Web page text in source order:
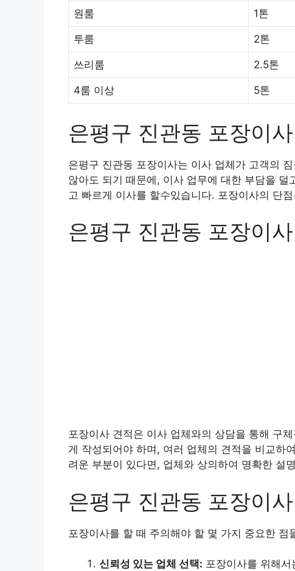
원룸 1톤
투룸 2톤
쓰리룸 2.5톤
4룸 이상 5톤
은평구 진관동 포장이사
은평구 진관동 포장이사는 이사 업체가 고객의
않아도 되기 때문에, 이사 업무에 대한 부담을
고 빠르게 이사를 할수있습니다. 포장이사의 단
은평구 진관동 포장이
포장이사 견적은 이사 업체와의 상담을 통해 구
게 작성되어야 하며, 여러 업체의 견적을 비교하
려운 부분이 있다면, 업체와 상의하여 명확한 설
은평구 진관동 포장이
포장이사를 할 때 주의해야 할 몇 가지 중요한
신뢰성 있는 업체 선택: 포장이사를 위해